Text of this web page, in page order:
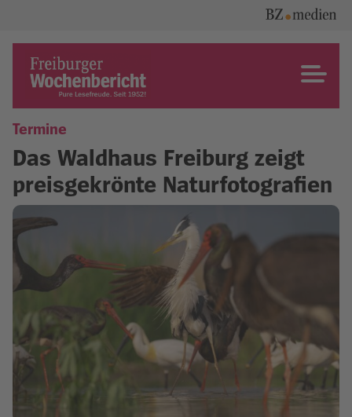
content
Freiburger Wochenbericht
Termine
Das Waldhaus Freiburg zeigt
preisgekrönte Naturfotografien